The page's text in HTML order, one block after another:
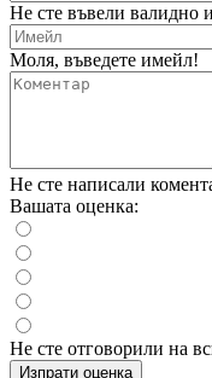
Не сте въвели валидно
Моля, въведете имейл!
Не сте написали
Вашата оценка:
Не сте отговорили на
Изпрати оценка